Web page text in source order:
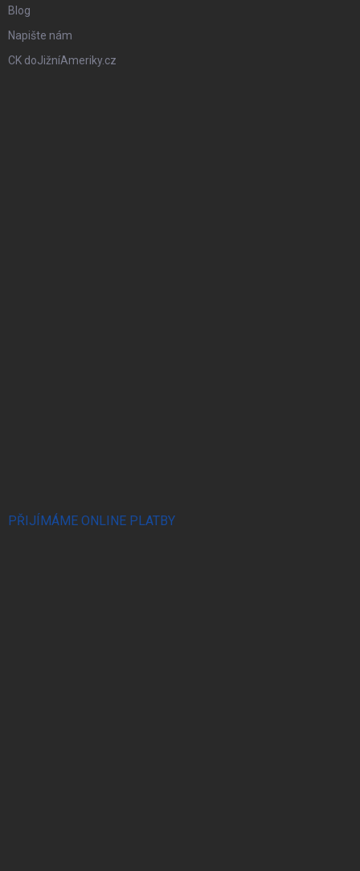
Blog
Napište nám
CK doJižníAmeriky.cz
PŘIJÍMÁME ONLINE PLATBY